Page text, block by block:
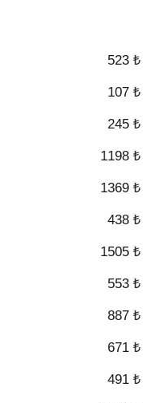
523 ₺
107 ₺
245 ₺
1198 ₺
1369 ₺
438 ₺
1505 ₺
553 ₺
887 ₺
671 ₺
491 ₺